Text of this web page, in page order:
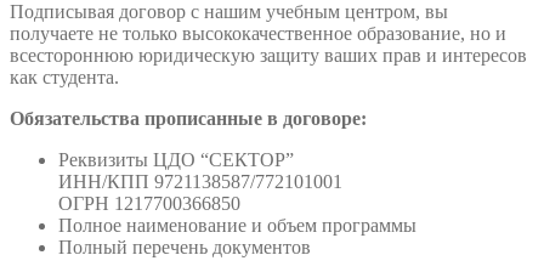
Подписывая договор с нашим учебным центром, вы
получаете не только высококачественное образование, но и
всестороннюю юридическую защиту ваших прав и интересов
как студента.
Обязательства прописанные в договоре:
Реквизиты ЦДО “СЕКТОР”
ИНН/КПП 9721138587/772101001
ОГРН 1217700366850
Полное наименование и объем программы
Полный перечень документов